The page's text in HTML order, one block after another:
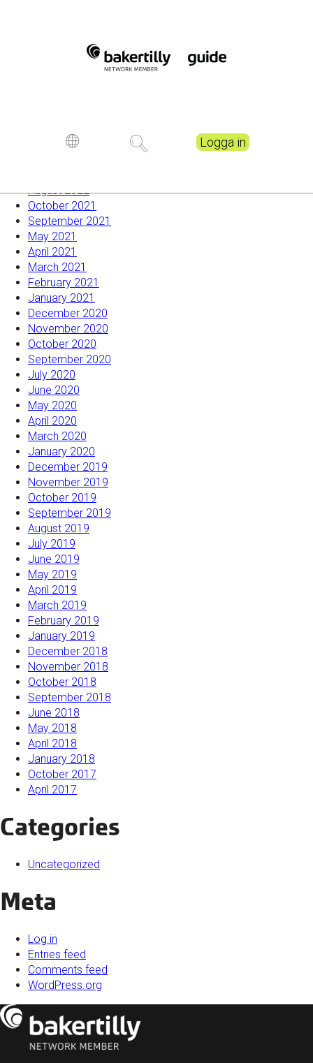
Logga in
Välkommen Tilda
Dator hemma skattefritt även efter pandemin
Tillfälliga anståndsregler utökade
Archives
August 2022
October 2021
September 2021
May 2021
April 2021
March 2021
February 2021
January 2021
December 2020
November 2020
October 2020
September 2020
July 2020
June 2020
May 2020
April 2020
March 2020
January 2020
December 2019
November 2019
October 2019
September 2019
August 2019
July 2019
June 2019
May 2019
April 2019
March 2019
February 2019
January 2019
December 2018
November 2018
October 2018
September 2018
June 2018
May 2018
April 2018
January 2018
October 2017
April 2017
Categories
Uncategorized
Meta
Log in
Entries feed
Comments feed
WordPress.org